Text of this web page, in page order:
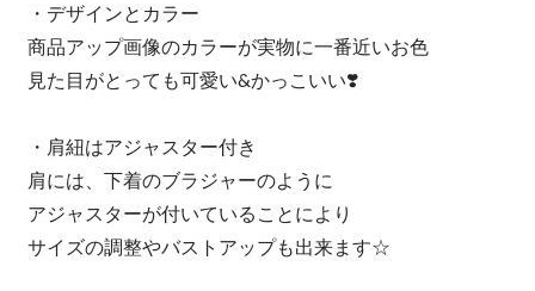
・デザインとカラー
商品アップ画像のカラーが実物に一番近いお色
見た目がとっても可愛い&かっこいい❣️
・肩紐はアジャスター付き
肩には、下着のブラジャーのように
アジャスターが付いていることにより
サイズの調整やバストアップも出来ます☆